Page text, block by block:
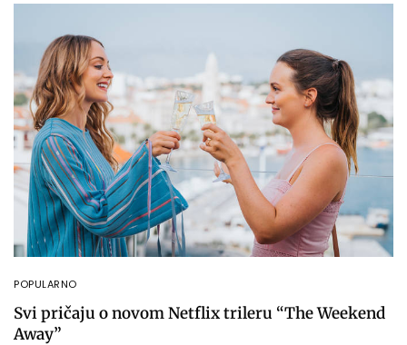
POPULARNO
Svi pričaju o novom Netflix trileru “The Weekend
Away”